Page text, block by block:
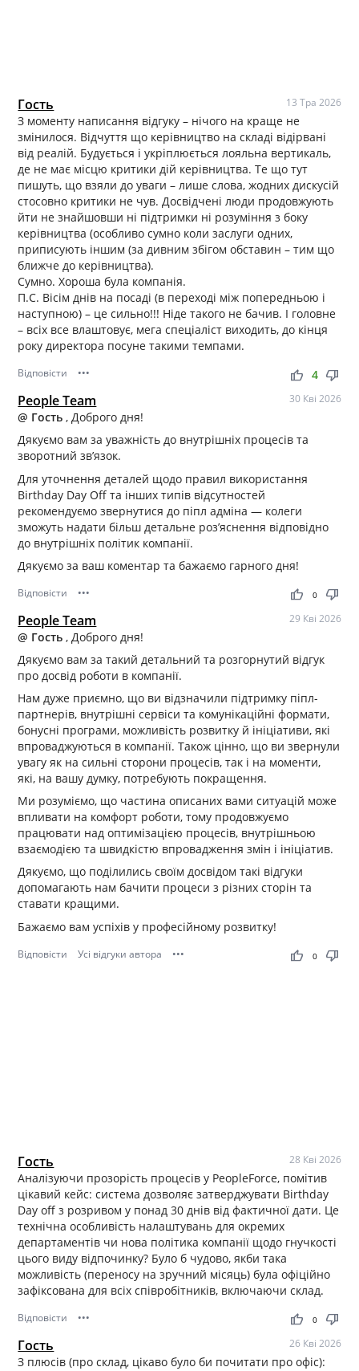
Гость 13 Тра 2026
З моменту написання відгуку – нічого на краще не
змінилося. Відчуття що керівництво на складі відірвані
від реалій. Будується і укріплюється лояльна вертикаль,
де не має місцю критики дій керівництва. Те що тут
пишуть, що взяли до уваги – лише слова, жодних дискусій
стосовно критики не чув. Досвідчені люди продовжують
йти не знайшовши ні підтримки ні розуміння з боку
керівництва (особливо сумно коли заслуги одних,
приписують іншим (за дивним збігом обставин – тим що
ближче до керівництва).
Сумно. Хороша була компанія.
П.С. Вісім днів на посаді (в переході між попередньою і
наступною) – це сильно!!! Ніде такого не бачив. І головне
– всіх все влаштовує, мега спеціаліст виходить, до кінця
року директора посуне такими темпами.
Відповісти ••• thumb_up thumb_down
4
People Team 30 Кві 2026
@ Гость, Доброго дня!
Дякуємо вам за уважність до внутрішніх процесів та
зворотний зв’язок.
Для уточнення деталей щодо правил використання
Birthday Day Off та інших типів відсутностей
рекомендуємо звернутися до піпл адміна — колеги
зможуть надати більш детальне роз’яснення відповідно
до внутрішніх політик компанії.
Дякуємо за ваш коментар та бажаємо гарного дня!
Відповісти ••• thumb_up thumb_down
0
People Team 29 Кві 2026
@ Гость , Доброго дня!
Дякуємо вам за такий детальний та розгорнутий відгук
про досвід роботи в компанії.
Нам дуже приємно, що ви відзначили підтримку піпл-
партнерів, внутрішні сервіси та комунікаційні формати,
бонусні програми, можливість розвитку й ініціативи, які
впроваджуються в компанії. Також цінно, що ви звернули
увагу як на сильні сторони процесів, так і на моменти,
які, на вашу думку, потребують покращення.
Ми розуміємо, що частина описаних вами ситуацій може
впливати на комфорт роботи, тому продовжуємо
працювати над оптимізацією процесів, внутрішньою
взаємодією та швидкістю впровадження змін і ініціатив.
Дякуємо, що поділились своїм досвідом такі відгуки
допомагають нам бачити процеси з різних сторін та
ставати кращими.
Бажаємо вам успіхів у професійному розвитку!
Відповісти Усі відгуки автора ••• thumb_up thumb_down
0
Гость 28 Кві 2026
Аналізуючи прозорість процесів у PeopleForce, помітив
цікавий кейс: система дозволяє затверджувати Birthday
Day off з розривом у понад 30 днів від фактичної дати. Це
технічна особливість налаштувань для окремих
департаментів чи нова політика компанії щодо гнучкості
цього виду відпочинку? Було б чудово, якби така
можливість (переносу на зручний місяць) була офіційно
зафіксована для всіх співробітників, включаючи склад.
Відповісти ••• thumb_up thumb_down
0
Гость 26 Кві 2026
З плюсів (про склад, цікаво було би почитати про офіс):